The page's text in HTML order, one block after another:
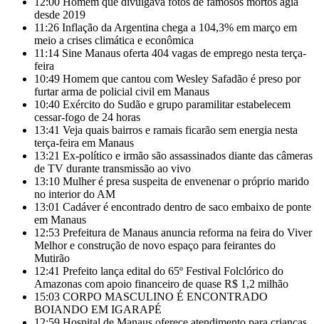
desde 2019
11:26 Inflação da Argentina chega a 104,3% em março em
meio a crises climática e econômica
11:14 Sine Manaus oferta 404 vagas de emprego nesta terça-
feira
10:49 Homem que cantou com Wesley Safadão é preso por
furtar arma de policial civil em Manaus
10:40 Exército do Sudão e grupo paramilitar estabelecem
cessar-fogo de 24 horas
13:41 Veja quais bairros e ramais ficarão sem energia nesta
terça-feira em Manaus
13:21 Ex-político e irmão são assassinados diante das câmeras
de TV durante transmissão ao vivo
13:10 Mulher é presa suspeita de envenenar o próprio marido
no interior do AM
13:01 Cadáver é encontrado dentro de saco embaixo de ponte
em Manaus
12:53 Prefeitura de Manaus anuncia reforma na feira do Viver
Melhor e construção de novo espaço para feirantes do
Mutirão
12:41 Prefeito lança edital do 65º Festival Folclórico do
Amazonas com apoio financeiro de quase R$ 1,2 milhão
15:03 CORPO MASCULINO É ENCONTRADO
BOIANDO EM IGARAPÉ